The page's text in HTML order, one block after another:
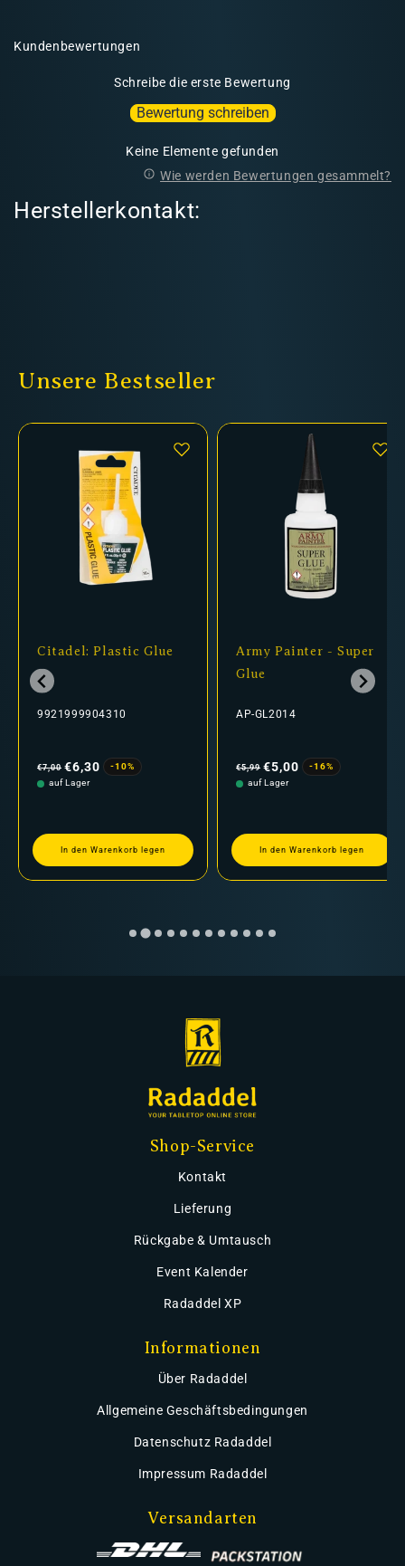
Kundenbewertungen
Schreibe die erste Bewertung
Bewertung schreiben
Keine Elemente gefunden
Wie werden Bewertungen gesammelt?
Herstellerkontakt:
Unsere Bestseller
Citadel: Plastic Glue
9921999904310
Preis
€7,00 €6,30
-10%
auf Lager
In den Warenkorb legen
Army Painter - Super
Glue
AP-GL2014
Preis
€5,99 €5,00
-16%
auf Lager
In den Warenkorb legen
Shop-Service
Kontakt
Lieferung
Rückgabe & Umtausch
Event Kalender
Radaddel XP
Informationen
Über Radaddel
Allgemeine Geschäftsbedingungen
Datenschutz Radaddel
Impressum Radaddel
Versandarten